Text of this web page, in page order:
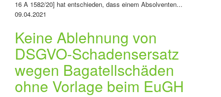
16 A 1582/20] hat entschieden, dass einem Absolventen...
09.04.2021
Keine Ablehnung von
DSGVO-Schadensersatz
wegen Bagatellschäden
ohne Vorlage beim EuGH